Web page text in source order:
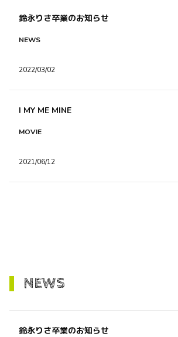
鈴永りさ卒業のお知らせ
NEWS
2022/03/02
I MY ME MINE
MOVIE
2021/06/12
NEWS
鈴永りさ卒業のお知らせ